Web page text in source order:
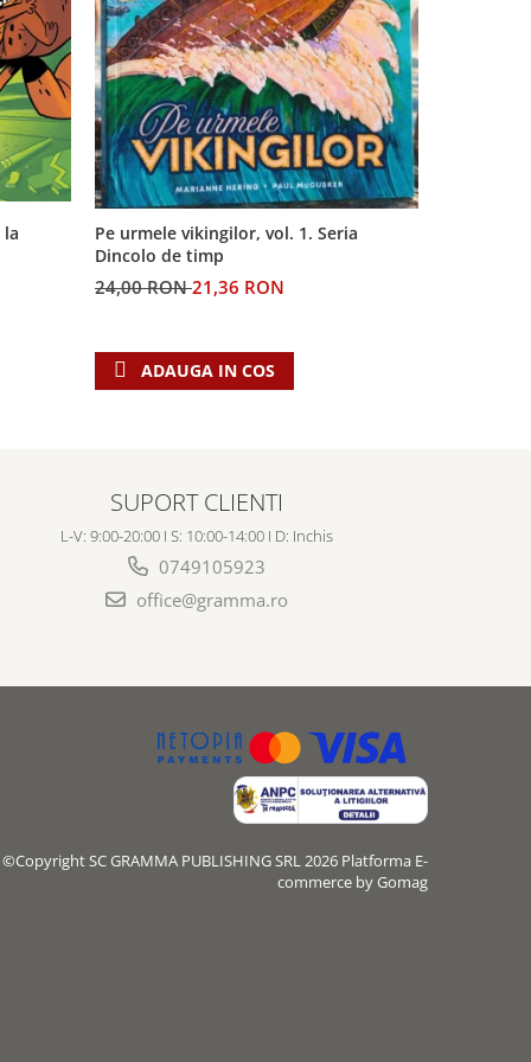
Pe urmele vikingilor, vol. 1. Seria
Dincolo de timp
24,00 RON21,36 RON
ADAUGA IN COS
SUPORT CLIENTI
L-V: 9:00-20:00 I S: 10:00-14:00 I D: Inchis
0749105923
office@gramma.ro
©Copyright SC GRAMMA PUBLISHING SRL 2026 Platforma E-
commerce by Gomag